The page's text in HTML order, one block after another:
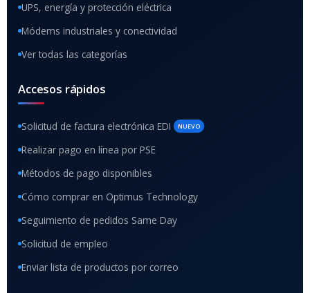
UPS, energía y protección eléctrica
Módems industriales y conectividad
Ver todas las categorías
Accesos rápidos
Solicitud de factura electrónica EDI NUEVO
Realizar pago en línea por PSE
Métodos de pago disponibles
Cómo comprar en Optimus Technology
Seguimiento de pedidos Same Day
Solicitud de empleo
Enviar lista de productos por correo